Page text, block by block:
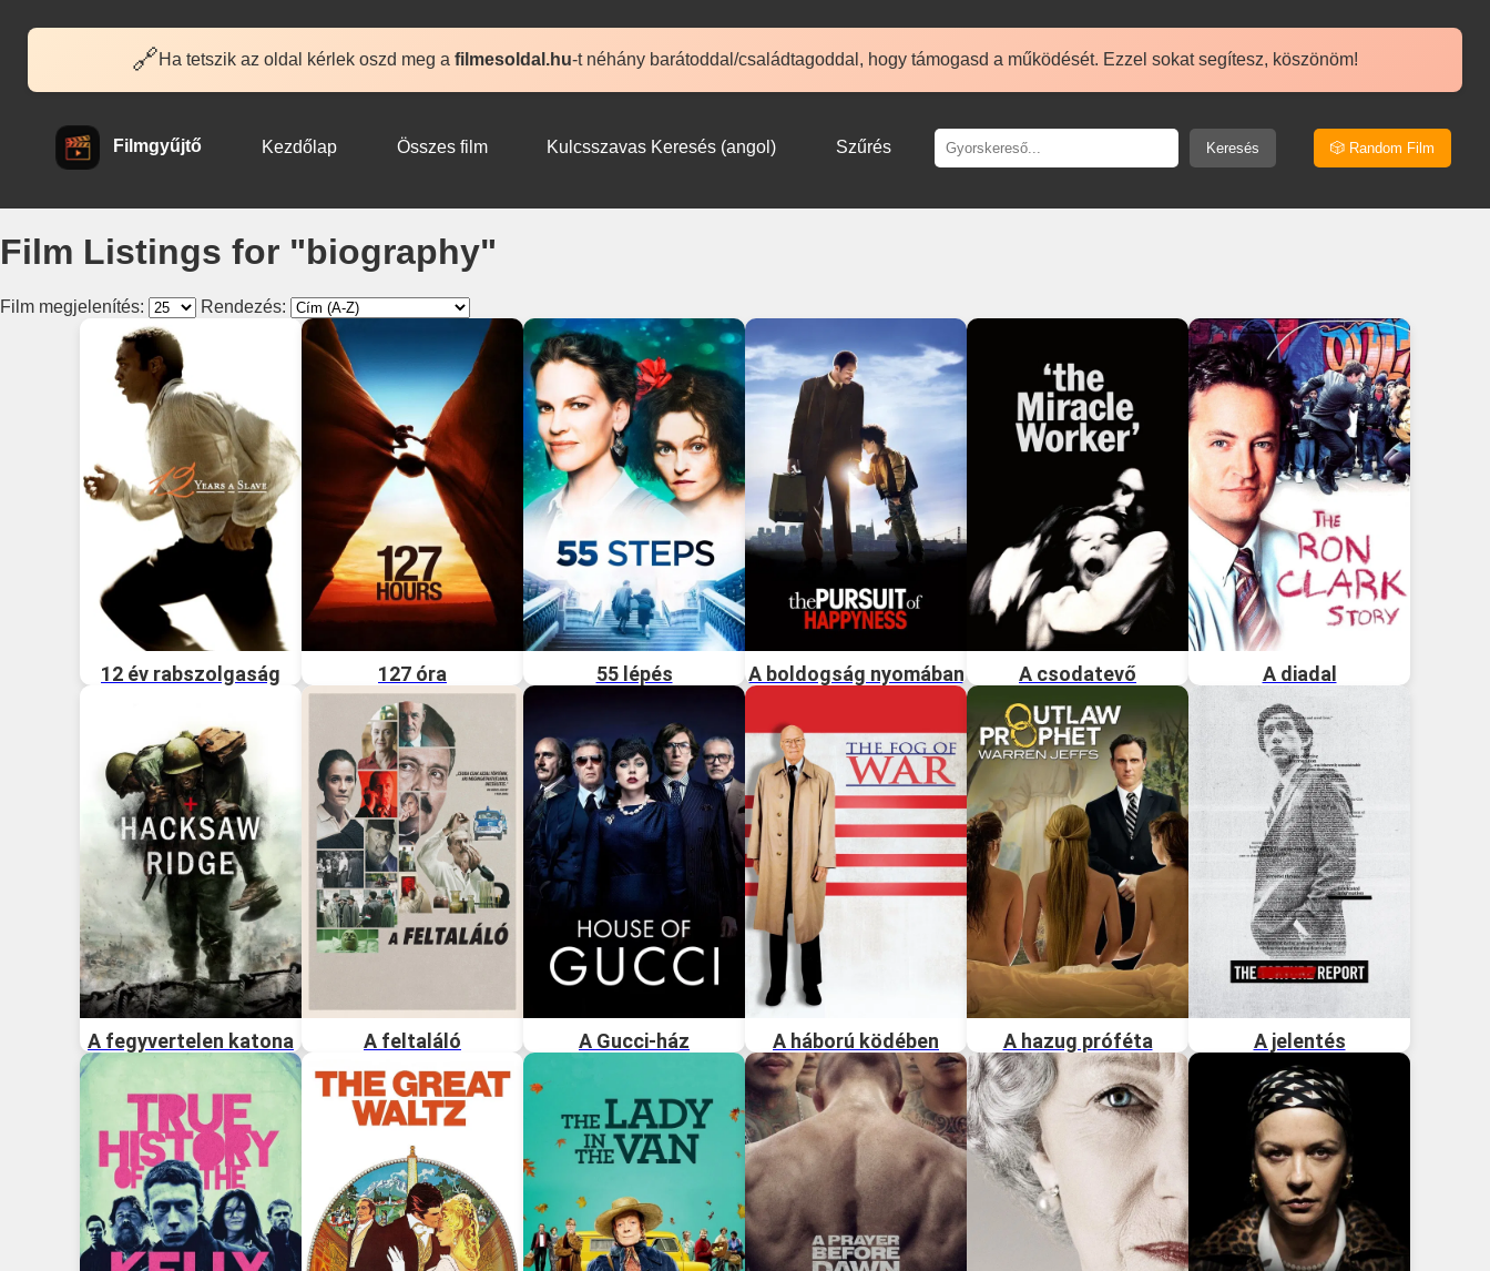
🔗Ha tetszik az oldal kérlek oszd meg a filmesoldal.hu-t néhány barátoddal/családtagoddal, hogy támogasd a működését. Ezzel sokat segítesz, köszönöm!
Filmgyűjtő Kezdőlap Összes film Kulcsszavas Keresés (angol) Szűrés Keresés 🎲 Random Film
Film Listings for "biography"
Film megjelenítés: Rendezés:
12 év rabszolgaság 127 óra 55 lépés A boldogság nyomában A csodatevő A diadal
A fegyvertelen katona A feltaláló A Gucci-ház A háború ködében A hazug próféta A jelentés